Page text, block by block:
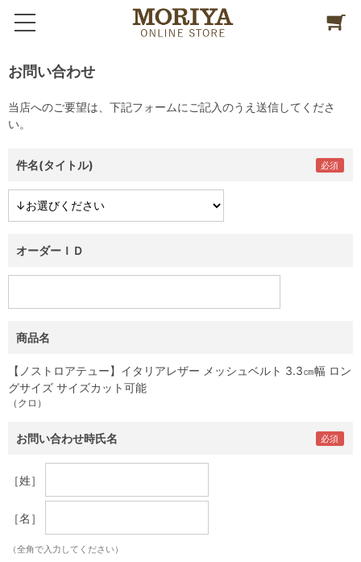
お問い合わせ
当店へのご要望は、下記フォームにご記入のうえ送信してくださ
い。
件名(タイトル)
オーダーＩＤ
商品名
【ノストロアテュー】イタリアレザー メッシュベルト 3.3㎝幅 ロン
グサイズ サイズカット可能
（クロ）
お問い合わせ時氏名
［姓］
［名］
（全角で入力してください）